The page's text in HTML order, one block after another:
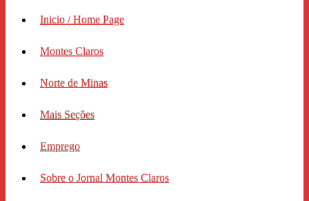
Inicio / Home Page
Montes Claros
Norte de Minas
Mais Seções
Emprego
Sobre o Jornal Montes Claros